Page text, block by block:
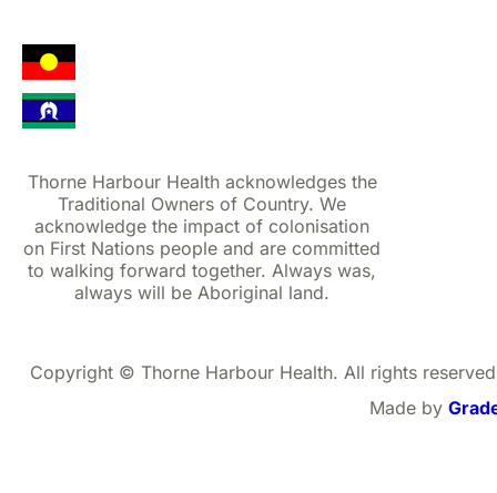
Thorne Harbour Health acknowledges the
Traditional Owners of Country. We
acknowledge the impact of colonisation
on First Nations people and are committed
to walking forward together. Always was,
always will be Aboriginal land.
Copyright © Thorne Harbour Health. All rights
Made by